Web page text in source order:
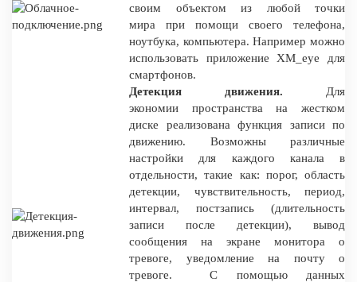
своим объектом из любой точки
мира при помощи своего телефона,
ноутбука, компьютера. Например можно
использовать приложение XM_eye для
смартфонов.
Детекция движения. Для
экономии пространства на жестком
диске реализована функция записи по
движению. Возможны различные
настройки для каждого канала в
отдельности, такие как: порог, область
детекции, чувствительность, период,
интервал, постзапись (длительность
записи после детекции), вывод
сообщения на экране монитора о
тревоге, уведомление на почту о
тревоге. С помощью данных